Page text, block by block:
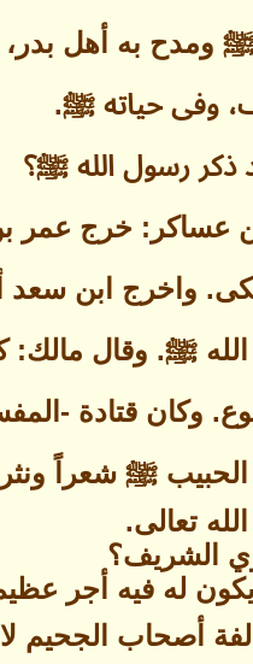
ومدح به أهل
وفى حياته ﷺ.
ذكر رسول الله ﷺ؟
عساكر: خرج عمر
واخرج ابن سعد
ﷺ. وقال مالك:
وكان قتادة -
الحبيب ﷺ شعراً
تعالى.
الشريف؟
له فيه أجر
أصحاب الجحيم